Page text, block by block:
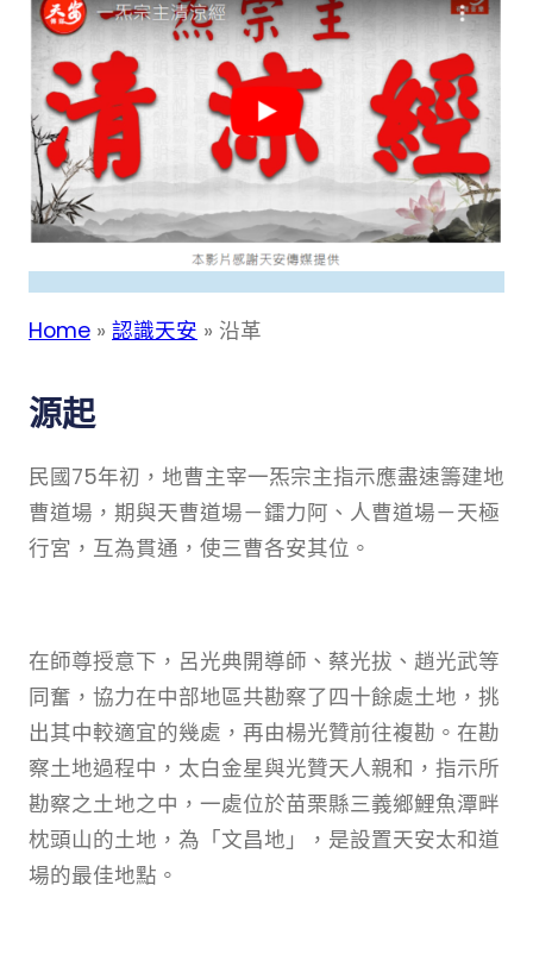
Home » 認識天安 » 沿革
源起
民國75年初，地曹主宰一炁宗主指示應盡速籌建地
曹道場，期與天曹道場－鐳力阿、人曹道場－天極
行宮，互為貫通，使三曹各安其位。
在師尊授意下，呂光典開導師、蔡光拔、趙光武等
同奮，協力在中部地區共勘察了四十餘處土地，挑
出其中較適宜的幾處，再由楊光贊前往複勘。在勘
察土地過程中，太白金星與光贊天人親和，指示所
勘察之土地之中，一處位於苗栗縣三義鄉鯉魚潭畔
枕頭山的土地，為「文昌地」，是設置天安太和道
場的最佳地點。